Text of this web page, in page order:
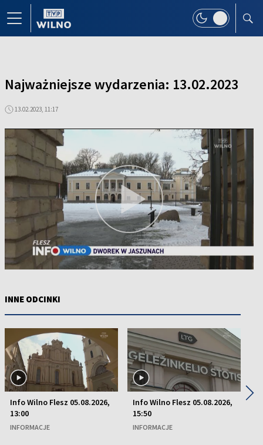
Najważniejsze wydarzenia: 13.02.2023
13.02.2023, 11:17
INNE ODCINKI
Info Wilno Flesz 05.08.2026,
13:00
INFORMACJE
Info Wilno Flesz 05.08.2026,
15:50
INFORMACJE
▶